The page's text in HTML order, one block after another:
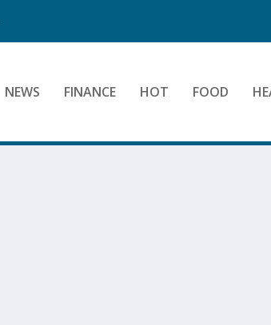
NEWS FINANCE HOT FOOD